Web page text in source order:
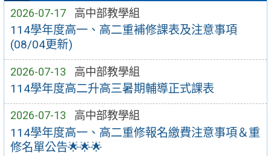
2026-07-17 高中部教學組
114學年度高一、高二重補修課表及注意事項
(08/04更新)
2026-07-13 高中部教學組
114學年度高二升高三暑期輔導正式課表
2026-07-13 高中部教學組
114學年度高一、高二重修報名繳費注意事項＆重
修名單公告🌟🌟🌟